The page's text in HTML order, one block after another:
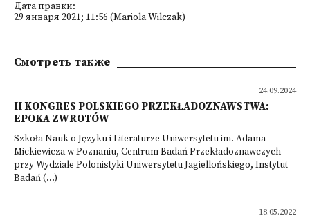
Дата правки:
29 января 2021; 11:56 (Mariola Wilczak)
Смотреть также
24.09.2024
II KONGRES POLSKIEGO PRZEKŁADOZNAWSTWA:
EPOKA ZWROTÓW
Szkoła Nauk o Języku i Literaturze Uniwersytetu im. Adama
Mickiewicza w Poznaniu, Centrum Badań Przekładoznawczych
przy Wydziale Polonistyki Uniwersytetu Jagiellońskiego, Instytut
Badań (...)
18.05.2022